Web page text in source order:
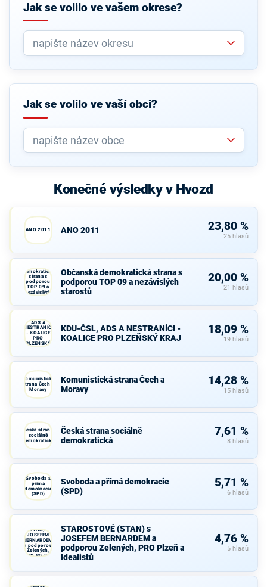
Jak se volilo ve vašem okrese?
Jak se volilo ve vaší obci?
Konečné výsledky v Hvozd
ANO 2011 ANO 2011 23,80 %
25 hlasů
demokratická
strana s
podporou
TOP 09 a
nezávislých
starostů
Občanská demokratická strana s
podporou TOP 09 a nezávislých
starostů
20,00 %
21 hlasů
ADS A
NESTRANÍCI
- KOALICE
PRO
PLZEŇSKÝ
KRAJ
KDU-ČSL, ADS A NESTRANÍCI -
KOALICE PRO PLZEŇSKÝ KRAJ
18,09 %
19 hlasů
Komunistická
strana Čech a
Moravy
Komunistická strana Čech a
Moravy
14,28 %
15 hlasů
Česká strana
sociálně
demokratická
Česká strana sociálně
demokratická
7,61 %
8 hlasů
Svoboda a
přímá
demokracie
(SPD)
Svoboda a přímá demokracie
(SPD)
5,71 %
6 hlasů
(STAN) s
JOSEFEM
BERNARDEM
a podporou
Zelených,
PRO Plzeň a
STAROSTOVÉ (STAN) s
JOSEFEM BERNARDEM a
podporou Zelených, PRO Plzeň a
Idealistů
4,76 %
5 hlasů